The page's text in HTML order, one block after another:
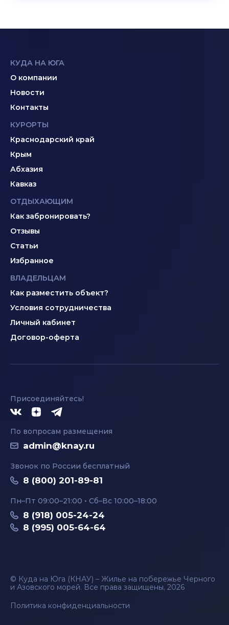
КУДА НА ЮГА
О компании
Новости
Контакты
КУРОРТЫ
Краснодарский край
Крым
Абхазия
Кавказ
ОТДЫХАЮЩИМ
Как забронировать?
Отзывы
Статьи
Избранное
ВЛАДЕЛЬЦАМ
Как разместить объект?
Условия сотрудничества
Личный кабинет
Договор-оферта
Присоединяйтесь!
По вопросам размещения
admin@knay.ru
Звонок по России бесплатный
8 (800) 201-89-81
Пн–Пт 09:00–21:00 • Сб–Вс 10:00–18:00
8 (918) 005-24-24
8 (995) 005-64-64
© Куда на Юга (КНАУ) – Жилье на побережье Черного
и Азовского морей. Все права защищены, 2026
Политика конфиденциальности